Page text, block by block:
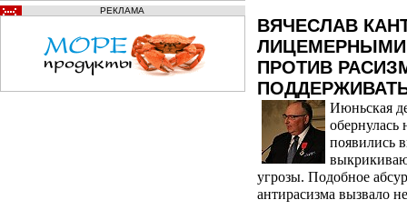
РЕКЛАМА
ВЯЧЕСЛАВ
ПРОТИВ
Июньская
обернулась
появились
угрозы. Подобное
антирасизма вызвало